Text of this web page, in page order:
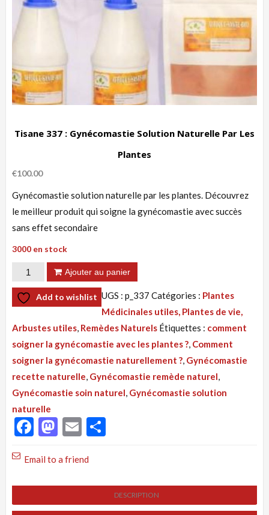
Tisane 337 : Gynécomastie Solution Naturelle Par Les
Plantes
€100.00
Gynécomastie solution naturelle par les plantes. Découvrez
le meilleur produit qui soigne la gynécomastie avec succès
sans effet secondaire
3000 en stock
quantité
de
Tisane
:
Gynécomastie
Solution
Naturelle
Par
Les
Plantes
Ajouter au panier
Add to wishlist UGS : p_337 Catégories : Plantes
Médicinales utiles, Plantes de vie,
Arbustes utiles, Remèdes Naturels Étiquettes : comment
soigner la gynécomastie avec les plantes ?, Comment
soigner la gynécomastie naturellement ?, Gynécomastie
recette naturelle, Gynécomastie remède naturel,
Gynécomastie soin naturel, Gynécomastie solution
naturelle
Facebook
Mastodon
Email
Email to a friend
DESCRIPTION